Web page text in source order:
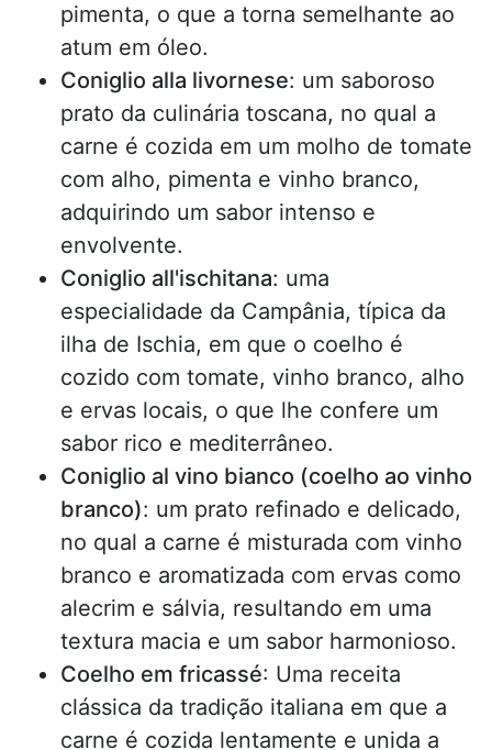
pimenta, o que a torna semelhante ao
atum em óleo.
Coniglio alla livornese: um saboroso
prato da culinária toscana, no qual a
carne é cozida em um molho de tomate
com alho, pimenta e vinho branco,
adquirindo um sabor intenso e
envolvente.
Coniglio all'ischitana: uma
especialidade da Campânia, típica da
ilha de Ischia, em que o coelho é
cozido com tomate, vinho branco, alho
e ervas locais, o que lhe confere um
sabor rico e mediterrâneo.
Coniglio al vino bianco (coelho ao vinho
branco): um prato refinado e delicado,
no qual a carne é misturada com vinho
branco e aromatizada com ervas como
alecrim e sálvia, resultando em uma
textura macia e um sabor harmonioso.
Coelho em fricassé: Uma receita
clássica da tradição italiana em que a
carne é cozida lentamente e unida a